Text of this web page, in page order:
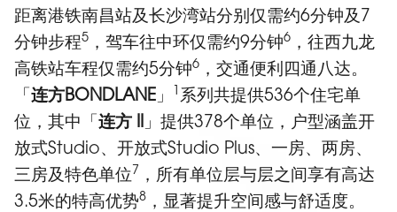
距离港铁南昌站及长沙湾站分别仅需约6分钟及7
分钟步程5 ，驾车往中环仅需约9分钟6 ，往西九龙
高铁站车程仅需约5分钟6 ，交通便利四通八达。
「连方BONDLANE 」 1 系列共提供536个住宅单
位，其中「连方 II 」提供378个单位，户型涵盖开
放式Studio、开放式Studio Plus、一房、两房、
三房及特色单位7 ，所有单位层与层之间享有高达
3.5米的特高优势8 ，显著提升空间感与舒适度。